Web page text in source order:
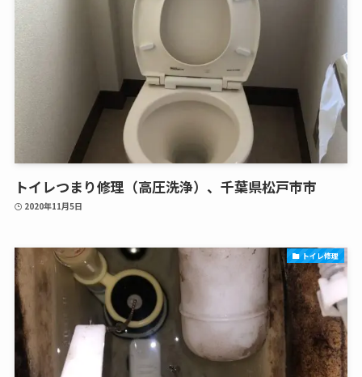
トイレつまり修理（高圧洗浄）、千葉県松戸市市
2020年11月5日
トイレ修理